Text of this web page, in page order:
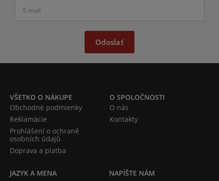
Odoslať
VŠETKO O NÁKUPE
Obchodné podmienky
Reklamácie
Prohlášení o ochraně
osobních údajů
Doprava a platba
O SPOLOČNOSTI
O nás
Kontakty
JAZYK A MENA
NAPÍŠTE NÁM